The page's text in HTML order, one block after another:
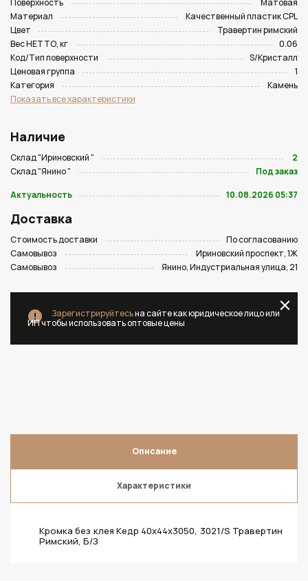
Поверхность
Матовая
Материал
Качественный пластик CPL
Цвет
Травертин римский
Вес НЕТТО, кг
0.06
Код/Тип поверхности
S/Кристалл
Ценовая группа
1
Категория
Камень
Показать все характеристики
Наличие
Склад "Ириновский "
2
Склад "Янино "
Под заказ
Актуальность
10.08.2026 05:37
Доставка
Стоимость доставки
По согласованию
Самовывоз
Ириновский проспект, 1Ж
Самовывоз
Янино, Индустриальная улица, 21
Зарегистрируйтесьна сайте как юридическое лицо или
ИП чтобы использовать оптовые цены
Описание
Характеристики
Кромка без клея Кедр 40х44х3050, 3021/S Травертин
Римский, Б/З